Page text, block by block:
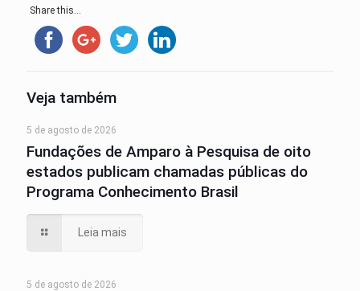
Share this...
Veja também
5 de agosto de 2026
Fundações de Amparo à Pesquisa de oito
estados publicam chamadas públicas do
Programa Conhecimento Brasil
Leia mais
5 de agosto de 2026